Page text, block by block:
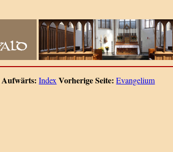
Aufwärts: Index Vorherige Seite: Evangelium